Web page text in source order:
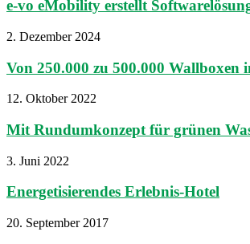
e-vo eMobility erstellt
2. Dezember 2024
Von 250.000 zu 500.000 Wallboxen
12. Oktober 2022
Mit Rundumkonzept für grünen
3. Juni 2022
Energetisierendes Erlebnis-Hotel
20. September 2017